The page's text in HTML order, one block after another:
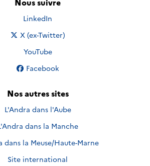
Nous suivre sur
LinkedIn
Nous suivre sur
X (ex-Twitter)
Nous suivre sur
YouTube
Nous suivre sur
Facebook
Nos autres sites
L'Andra dans l'Aube
dans la Manche
dans la Meuse/Haute-Marne
Site international